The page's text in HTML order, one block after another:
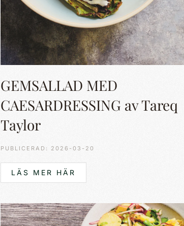
GEMSALLAD MED
CAESARDRESSING av Tareq
Taylor
PUBLICERAD: 2026-03-20
LÄS MER HÄR